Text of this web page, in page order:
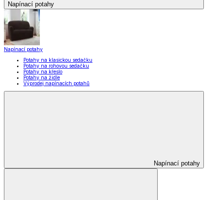
Napínací potahy
Napínací potahy
Potahy na klasickou sedačku
Potahy na rohovou sedačku
Potahy na křeslo
Potahy na židle
Výprodej napínacích potahů
Napínací potahy